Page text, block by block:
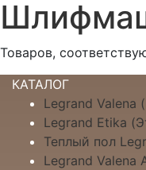
Товаров,
КАТАЛОГ
Legrand Valena
Legrand Etika
Теплый пол
Legrand Valena